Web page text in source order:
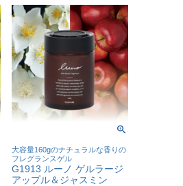
大容量160gのナチュラルな香りの
フレグランスゲル
G1913 ルーノ ゲルラージ
アップル＆ジャスミン